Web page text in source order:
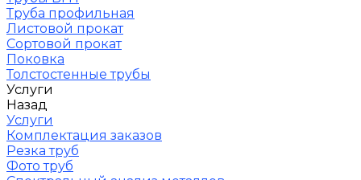
Труба профильная
Листовой прокат
Сортовой прокат
Поковка
Толстостенные трубы
Услуги
Назад
Услуги
Комплектация заказов
Резка труб
Фото труб